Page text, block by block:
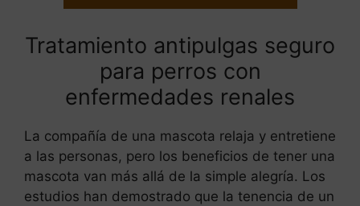
Tratamiento antipulgas seguro
para perros con
enfermedades renales
La compañía de una mascota relaja y entretiene
a las personas, pero los beneficios de tener una
mascota van más allá de la simple alegría. Los
estudios han demostrado que la tenencia de un